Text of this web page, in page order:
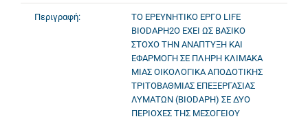
Περιγραφή:
ΤΟ ΕΡΕΥΝΗΤΙΚΟ ΕΡΓΟ LIFE
BIODAPH2O ΕΧΕΙ ΩΣ ΒΑΣΙΚΟ
ΣΤΟΧΟ ΤΗΝ ΑΝΑΠΤΥΞΗ ΚΑΙ
ΕΦΑΡΜΟΓΗ ΣΕ ΠΛΗΡΗ ΚΛΙΜΑΚΑ
ΜΙΑΣ ΟΙΚΟΛΟΓΙΚΑ ΑΠΟΔΟΤΙΚΗΣ
ΤΡΙΤΟΒΑΘΜΙΑΣ ΕΠΕΞΕΡΓΑΣΙΑΣ
ΛΥΜΑΤΩΝ (BIODAPH) ΣΕ ΔΥΟ
ΠΕΡΙΟΧΕΣ ΤΗΣ ΜΕΣΟΓΕΙΟΥ